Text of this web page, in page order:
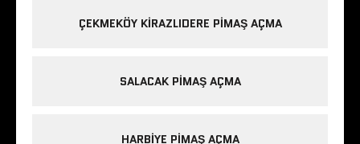
ÇEKMEKÖY KIRAZLIDERE PIMAŞ AÇMA
SALACAK PIMAŞ AÇMA
HARBIYE PIMAŞ AÇMA